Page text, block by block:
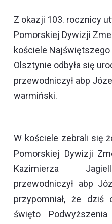
Z okazji 103. rocznicy
Pomorskiej Dywizji
kościele Najświętszego
Olsztynie odbyła się
przewodniczył abp
warmiński.
W kościele zebrali się
Pomorskiej Dywizji
Kazimierza
przewodniczył abp
przypomniał, że dziś
święto